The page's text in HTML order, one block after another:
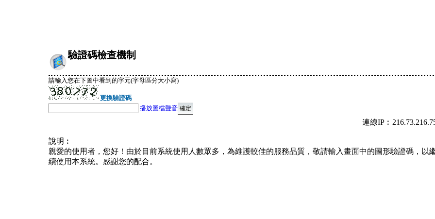
驗證碼檢查機制
請輸入您在下圖中看到的字元(字母區分大小寫)
更換驗證碼
播放圖檔聲音
連線
說明︰
親愛的使用者，您好！由於目前系統使用人數眾多，為維護較佳的服務品質，敬請輸入畫面中的圖形驗證碼，以
續使用本系統。感謝您的配合。